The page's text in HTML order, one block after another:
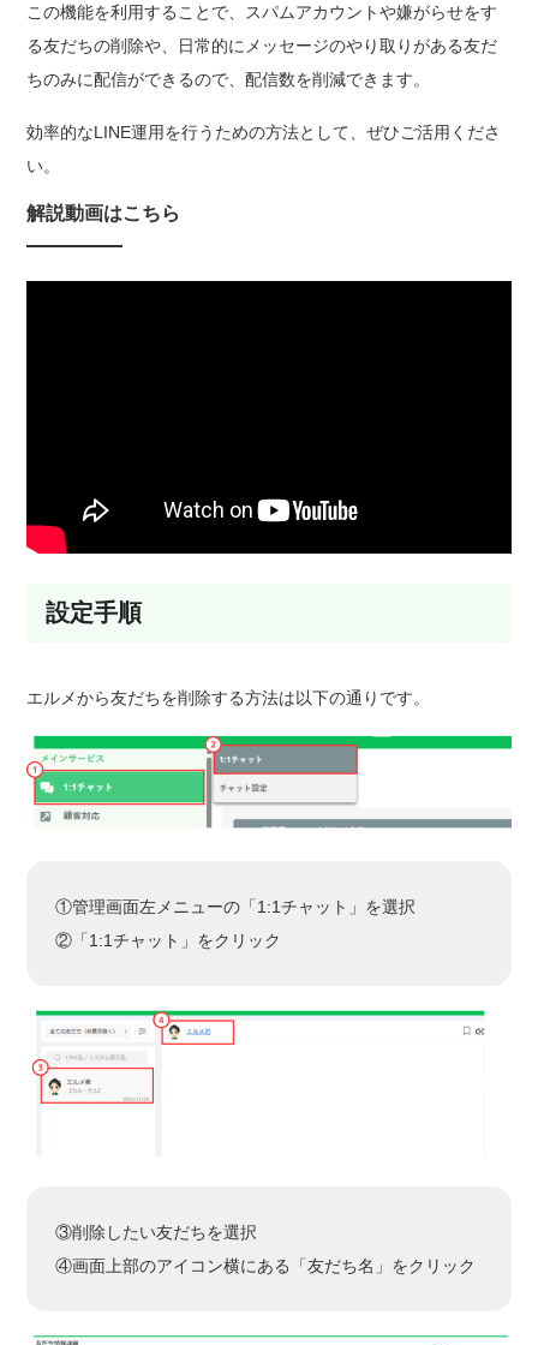
この機能を利用することで、スパムアカウントや嫌がらせをす
る友だちの削除や、日常的にメッセージのやり取りがある友だ
ちのみに配信ができるので、配信数を削減できます。
効率的なLINE運用を行うための方法として、ぜひご活用くださ
い。
解説動画はこちら
設定手順
エルメから友だちを削除する方法は以下の通りです。
①管理画面左メニューの「1:1チャット」を選択
②「1:1チャット」をクリック
③削除したい友だちを選択
④画面上部のアイコン横にある「友だち名」をクリック